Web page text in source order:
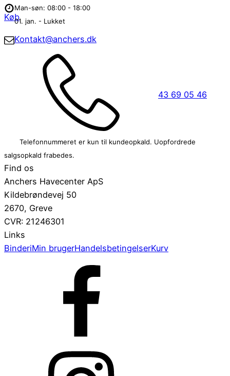
Køb
Man-søn: 08:00 - 18:00
01. jan. - Lukket
Kontakt@anchers.dk
43 69 05 46
Telefonnummeret er kun til kundeopkald. Uopfordrede
salgsopkald frabedes.
Find os
Anchers Havecenter ApS
Kildebrøndevej 50
2670, Greve
CVR: 21246301
Links
BinderiMin brugerHandelsbetingelserKurv